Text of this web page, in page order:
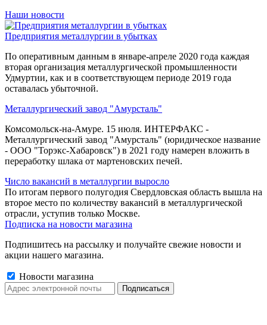
Наши новости
Предприятия металлургии в убытках
По оперативным данным в январе-апреле 2020 года каждая
вторая организация металлургической промышленности
Удмуртии, как и в соответствующем периоде 2019 года
оставалась убыточной.
Металлургический завод "Амурсталь"
Комсомольск-на-Амуре. 15 июля. ИНТЕРФАКС -
Металлургический завод "Амурсталь" (юридическое название
- ООО "Торэкс-Хабаровск") в 2021 году намерен вложить в
переработку шлака от мартеновских печей.
Число вакансий в металлургии выросло
По итогам первого полугодия Свердловская область вышла на
второе место по количеству вакансий в металлургической
отрасли, уступив только Москве.
Подписка на новости магазина
Подпишитесь на рассылку и получайте свежие новости и
акции нашего магазина.
Новости магазина